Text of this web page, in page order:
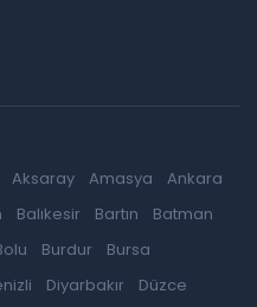
Aksaray Amasya
Ankara
Balıkesir Bartın
Batman
Burdur
Bursa
Diyarbakır
Düzce